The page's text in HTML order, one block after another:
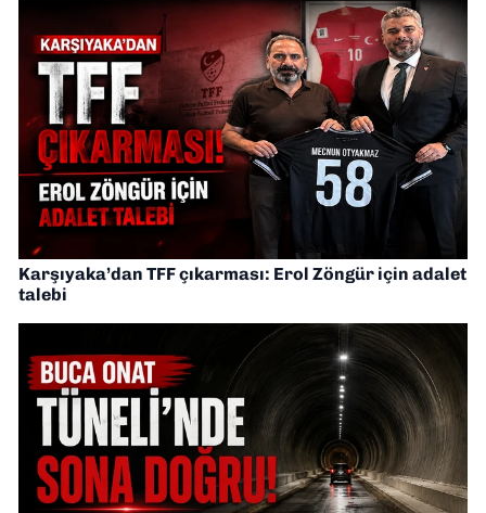
Karşıyaka’dan TFF çıkarması: Erol Zöngür için adalet
talebi